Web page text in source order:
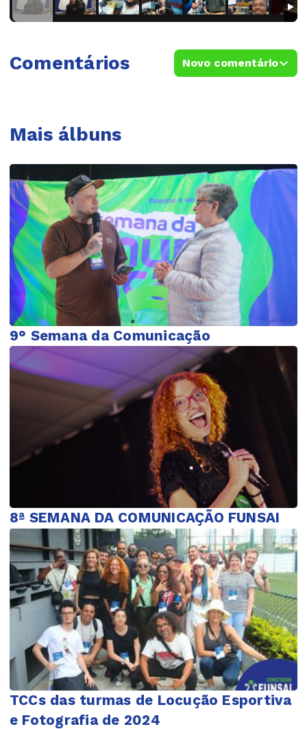
Mais álbuns
9° Semana da Comunicação
8ª SEMANA DA COMUNICAÇÃO FUNSAI
TCCs das turmas de Locução Esportiva
e Fotografia de 2024
Comentários Novo comentário